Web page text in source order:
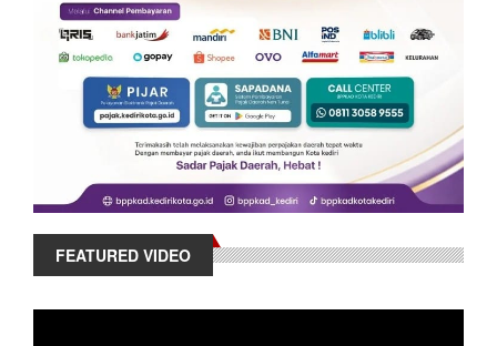
FEATURED VIDEO